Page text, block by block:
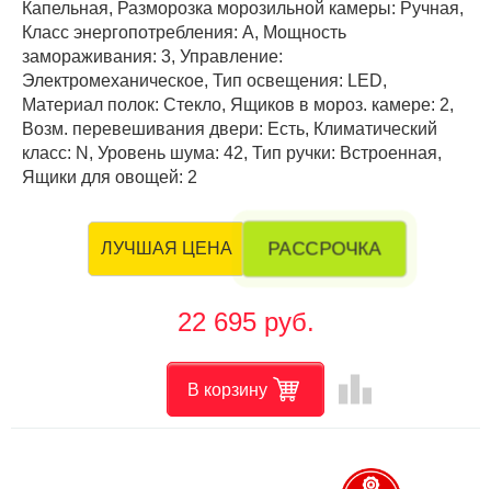
Капельная, Разморозка морозильной камеры: Ручная,
Класс энергопотребления: А, Мощность
замораживания: 3, Управление:
Электромеханическое, Тип освещения: LED,
Материал полок: Стекло, Ящиков в мороз. камере: 2,
Возм. перевешивания двери: Есть, Климатический
класс: N, Уровень шума: 42, Тип ручки: Встроенная,
Ящики для овощей: 2
ЛУЧШАЯ ЦЕНА РАССРОЧКА
22 695 руб.
В корзину leaderboard